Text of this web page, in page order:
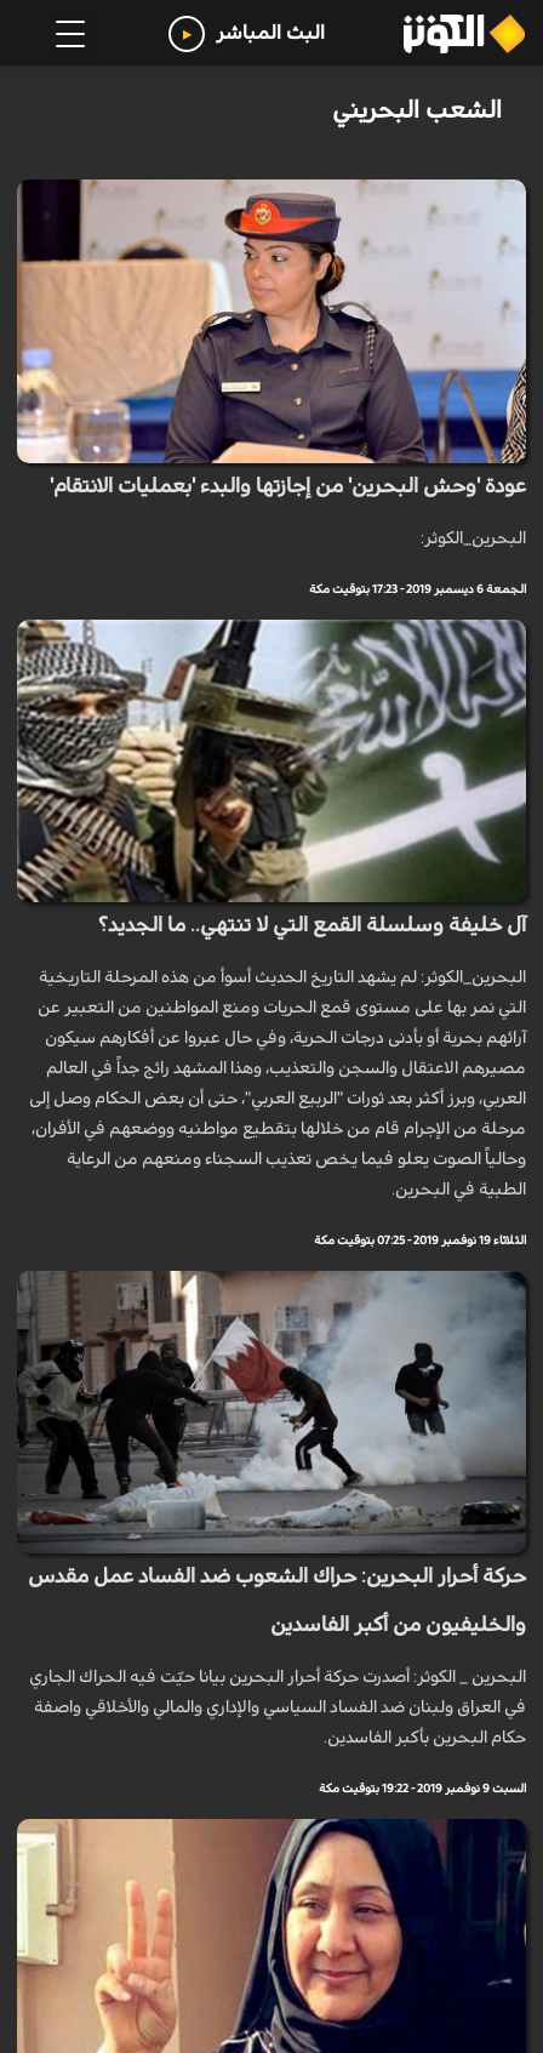
البث المباشر
الشعب البحريني
عودة 'وحش البحرين' من إجازتها والبدء 'بعمليات الانتقام'
البحرين_الكوثر:
الجمعة 6 ديسمبر 2019 - 17:23 بتوقيت مكة
آل خليفة وسلسلة القمع التي لا تنتهي.. ما الجديد؟
البحرين_الكوثر: لم يشهد التاريخ الحديث أسوأ من هذه المرحلة التاريخية
التي نمر بها على مستوى قمع الحريات ومنع المواطنين من التعبير عن
آرائهم بحرية أو بأدنى درجات الحرية، وفي حال عبروا عن أفكارهم سيكون
مصيرهم الاعتقال والسجن والتعذيب، وهذا المشهد رائج جداً في العالم
العربي، وبرز أكثر بعد ثورات "الربيع العربي"، حتى أن بعض الحكام وصل إلى
مرحلة من الإجرام قام من خلالها بتقطيع مواطنيه ووضعهم في الأفران،
وحالياً الصوت يعلو فيما يخص تعذيب السجناء ومنعهم من الرعاية
الطبية في البحرين.
الثلاثاء 19 نوفمبر 2019 - 07:25 بتوقيت مكة
حركة أحرار البحرين: حراك الشعوب ضد الفساد عمل مقدس
والخليفيون من أكبر الفاسدين
البحرين _ الكوثر: أصدرت حركة أحرار البحرين بيانا حيّت فيه الحراك الجاري
في العراق ولبنان ضد الفساد السياسي والإداري والمالي والأخلاقي واصفة
حكام البحرين بأكبر الفاسدين.
السبت 9 نوفمبر 2019 - 19:22 بتوقيت مكة